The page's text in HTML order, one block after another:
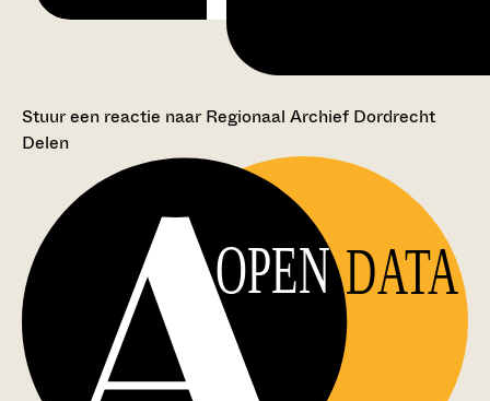
Stuur een reactie naar Regionaal Archief Dordrecht
Delen
OPEN DATA